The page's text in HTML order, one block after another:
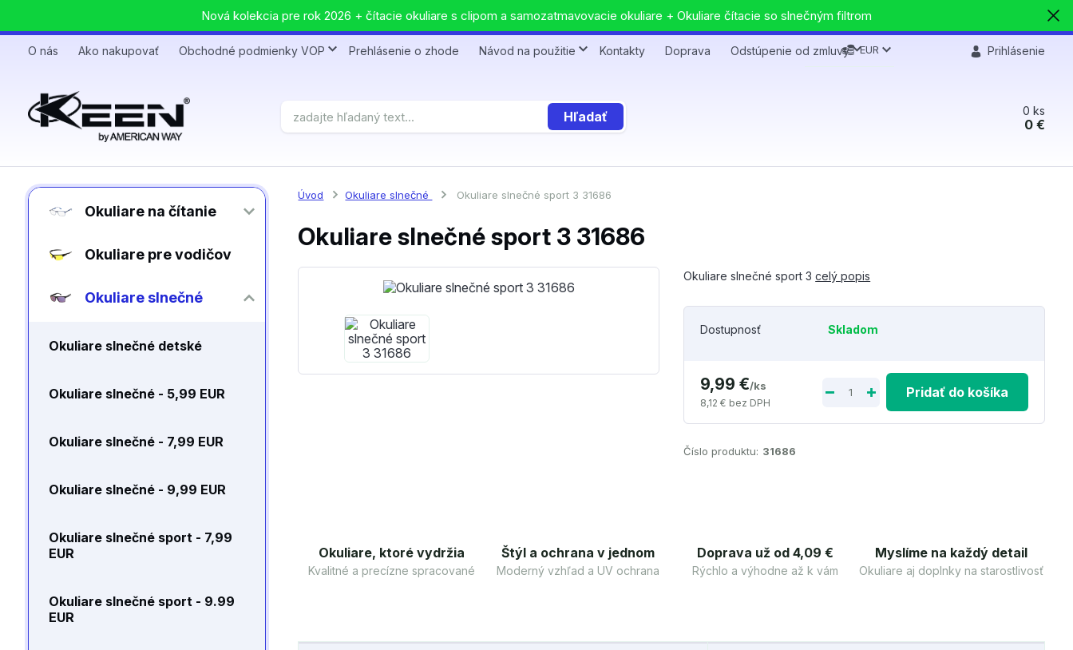
Nová kolekcia pre rok 2026 + čítacie okuliare s clipom a samozatmavovacie okuliare + Okuliare čítacie so slnečným filtrom
O nás Ako nakupovať Obchodné podmienky VOP Prehlásenie o zhode Návod na použitie Kontakty Doprava Odstúpenie od zmluvy EUR Prihlásenie
Hľadať 0 ks
0 €
Okuliare na čítanie
Okuliare pre vodičov
Okuliare slnečné
Okuliare slnečné detské
Okuliare slnečné - 5,99 EUR
Okuliare slnečné - 7,99 EUR
Okuliare slnečné - 9,99 EUR
Okuliare slnečné sport - 7,99
EUR
Okuliare slnečné sport - 9.99
EUR
Úvod Okuliare slnečné Okuliare slnečné sport 3 31686
Okuliare slnečné sport 3 31686
Okuliare slnečné sport 3celý popis
Dostupnosť Skladom
9,99 €/ks
8,12 € bez DPH
Pridať do košíka
Číslo produktu: 31686
Okuliare, ktoré vydržia
Kvalitné a precízne spracované
Štýl a ochrana v jednom
Moderný vzhľad a UV ochrana
Doprava už od 4,09 €
Rýchlo a výhodne až k vám
Myslíme na každý detail
Okuliare aj doplnky na starostlivosť